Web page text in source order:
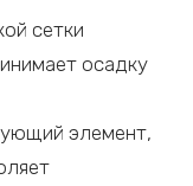
сетки
осадку
элемент,